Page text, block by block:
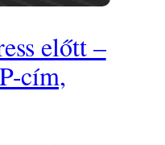
előtt –
cím,